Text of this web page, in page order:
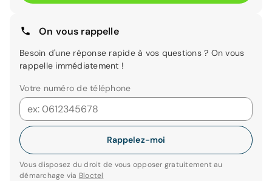
On vous rappelle
Besoin d'une réponse rapide à vos questions ? On vous
rappelle immédiatement !
Votre numéro de téléphone
Rappelez-moi
Vous disposez du droit de vous opposer gratuitement au
démarchage via Bloctel